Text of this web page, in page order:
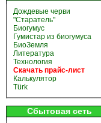
Дождевые черви
"Старатель"
Биогумус
Гумистар из биогумуса
БиоЗемля
Литература
Технология
Скачать прайс-лист
Калькулятор
Türk
Сбытовая сеть